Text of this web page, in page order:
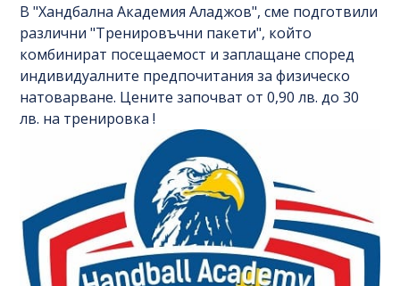
В "Хандбална Академия Аладжов", сме подготвили
различни "Тренировъчни пакети", който
комбинират посещаемост и заплащане според
индивидуалните предпочитания за физическо
натоварване. Цените започват от 0,90 лв. до 30
лв. на тренировка !